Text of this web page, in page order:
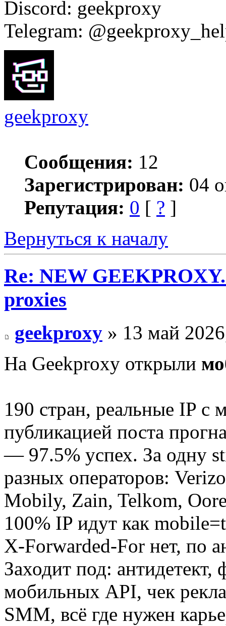
Discord: geekproxy
Telegram:
geekproxy
Сообщения: 12
Зарегистрирован: 04
Репутация: 0 [ ? ]
Вернуться к началу
Re: NEW
proxies
geekproxy » 13 май
На Geekproxy открыли
190 стран, реальные IP с
публикацией поста
— 97.5% успех. За одну
разных операторов:
Mobily, Zain, Telkom,
100% IP идут как
X-Forwarded-For нет, по
Заходит под: антидетект,
мобильных API, чек
SMM, всё где нужен